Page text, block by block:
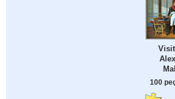
100